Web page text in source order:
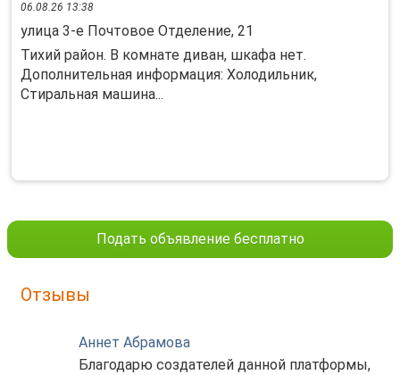
06.08.26 13:38
улица 3-е Почтовое Отделение, 21
Тихий район. В комнате диван, шкафа нет.
Дополнительная информация: Холодильник,
Стиральная машина...
Подать объявление бесплатно
Отзывы
Аннет Абрамова
Благодарю создателей данной платформы,